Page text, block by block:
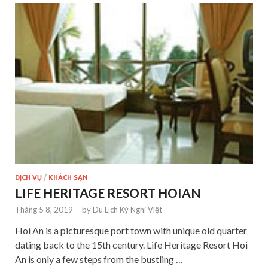
DỊCH VỤ / KHÁCH SẠN
LIFE HERITAGE RESORT HOIAN
Tháng 5 8, 2019 - by Du Lịch Kỳ Nghỉ Việt
Hoi An is a picturesque port town with unique old quarter
dating back to the 15th century. Life Heritage Resort Hoi
An is only a few steps from the bustling …